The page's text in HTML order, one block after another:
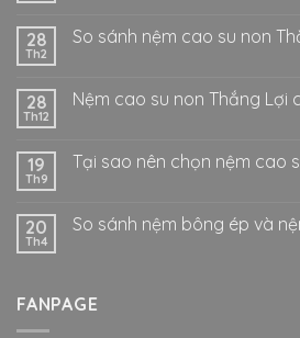
28
Th2
So sánh nệm cao su non
28
Th12
Nệm cao su non Thắng Lợi
19
Th9
Tại sao nên chọn nệm cao
20
Th4
So sánh nệm bông ép và
FANPAGE